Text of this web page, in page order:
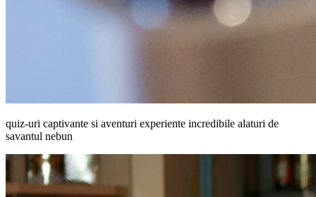
quiz-uri captivante si aventuri experiente incredibile alaturi de
savantul nebun